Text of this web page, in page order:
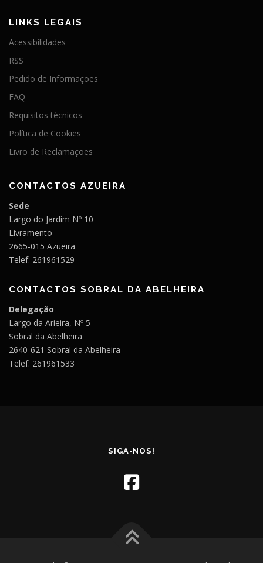
LINKS LEGAIS
Acessibilidades
RSS
Pedido de Informações
FAQ
Requisitos técnicos
Política de Cookies
Livro de Reclamações
CONTACTOS AZUEIRA
Sede
Largo do Jardim Nº 10
Livramento
2665-015 Azueira
Telef: 261961529
CONTACTOS SOBRAL DA ABELHEIRA
Delegação
Largo da Arieira, Nº 5
Sobral da Abelheira
2640-621 Sobral da Abelheira
Telef: 261961533
SIGA-NOS!